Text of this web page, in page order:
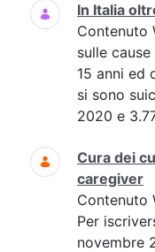
In Italia
Contenuto
sulle
15 anni ed
si sono
2020 e
Cura dei
caregiver
Contenuto
Per
novembre